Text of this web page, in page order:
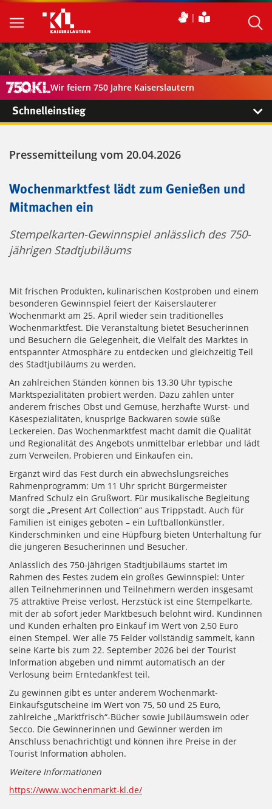
Wir feiern 750 Jahre Kaiserslautern
Schnelleinstieg
Pressemitteilung vom 20.04.2026
Wochenmarktfest lädt zum Genießen und
Mitmachen ein
Stempelkarten-Gewinnspiel anlässlich des 750-
jährigen Stadtjubiläums
Mit frischen Produkten, kulinarischen Kostproben und einem
besonderen Gewinnspiel feiert der Kaiserslauterer
Wochenmarkt am 25. April wieder sein traditionelles
Wochenmarktfest. Die Veranstaltung bietet Besucherinnen
und Besuchern die Gelegenheit, die Vielfalt des Marktes in
entspannter Atmosphäre zu entdecken und gleichzeitig Teil
des Stadtjubiläums zu werden.
An zahlreichen Ständen können bis 13.30 Uhr typische
Marktspezialitäten probiert werden. Dazu zählen unter
anderem frisches Obst und Gemüse, herzhafte Wurst- und
Käsespezialitäten, knusprige Backwaren sowie süße
Leckereien. Das Wochenmarktfest macht damit die Qualität
und Regionalität des Angebots unmittelbar erlebbar und lädt
zum Verweilen, Probieren und Einkaufen ein.
Ergänzt wird das Fest durch ein abwechslungsreiches
Rahmenprogramm: Um 11 Uhr spricht Bürgermeister
Manfred Schulz ein Grußwort. Für musikalische Begleitung
sorgt die „Present Art Collection“ aus Trippstadt. Auch für
Familien ist einiges geboten – ein Luftballonkünstler,
Kinderschminken und eine Hüpfburg bieten Unterhaltung für
die jüngeren Besucherinnen und Besucher.
Anlässlich des 750-jährigen Stadtjubiläums startet im
Rahmen des Festes zudem ein großes Gewinnspiel: Unter
allen Teilnehmerinnen und Teilnehmern werden insgesamt
75 attraktive Preise verlost. Herzstück ist eine Stempelkarte,
mit der ab sofort jeder Marktbesuch belohnt wird. Kundinnen
und Kunden erhalten pro Einkauf im Wert von 2,50 Euro
einen Stempel. Wer alle 75 Felder vollständig sammelt, kann
seine Karte bis zum 22. September 2026 bei der Tourist
Information abgeben und nimmt automatisch an der
Verlosung beim Erntedankfest teil.
Zu gewinnen gibt es unter anderem Wochenmarkt-
Einkaufsgutscheine im Wert von 75, 50 und 25 Euro,
zahlreiche „Marktfrisch“-Bücher sowie Jubiläumswein oder
Secco. Die Gewinnerinnen und Gewinner werden im
Anschluss benachrichtigt und können ihre Preise in der
Tourist Information abholen.
Weitere Informationen
https://www.wochenmarkt-kl.de/